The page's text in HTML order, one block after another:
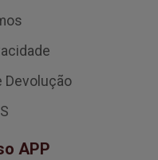
Devolução
APP